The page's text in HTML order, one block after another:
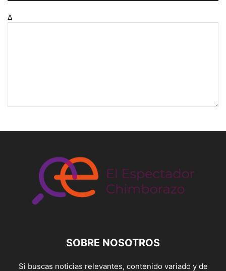
Δ
SOBRE NOSOTROS
Si buscas noticias relevantes, contenido variado y de